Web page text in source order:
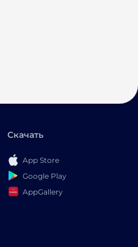
Скачать
App Store
Google Play
AppGallery